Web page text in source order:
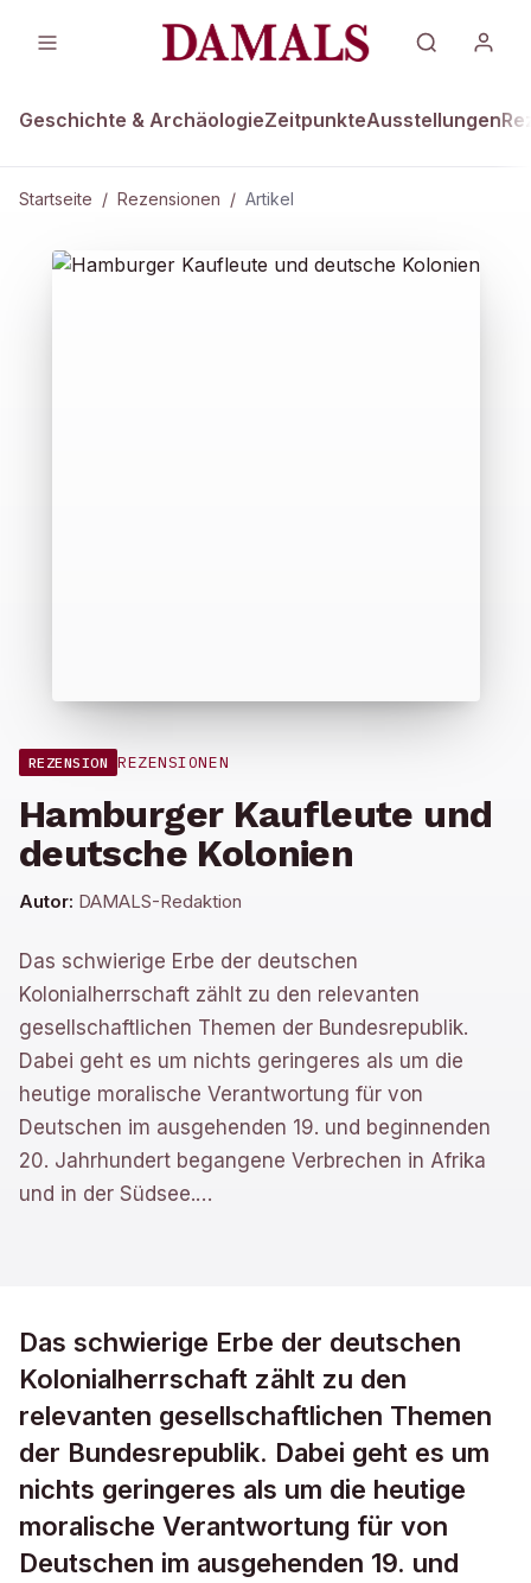
Geschichte & ArchäologieZeitpunkteAusstellungen
Startseite / Rezensionen / Artikel
REZENSION REZENSIONEN
Hamburger Kaufleute und
deutsche Kolonien
Autor: DAMALS-Redaktion
Das schwierige Erbe der deutschen
Kolonialherrschaft zählt zu den relevanten
gesellschaftlichen Themen der Bundesrepublik.
Dabei geht es um nichts geringeres als um die
heutige moralische Verantwortung für von
Deutschen im ausgehenden 19. und beginnenden
20. Jahrhundert begangene Verbrechen in Afrika
und in der Südsee.…
Das schwierige Erbe der deutschen
Kolonialherrschaft zählt zu den
relevanten gesellschaftlichen Themen
der Bundesrepublik. Dabei geht es um
nichts geringeres als um die heutige
moralische Verantwortung für von
Deutschen im ausgehenden 19. und